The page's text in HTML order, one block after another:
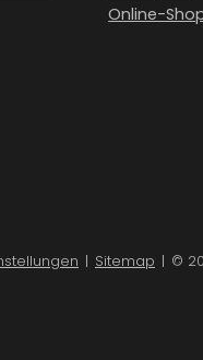
Online-
| Sitemap | ©